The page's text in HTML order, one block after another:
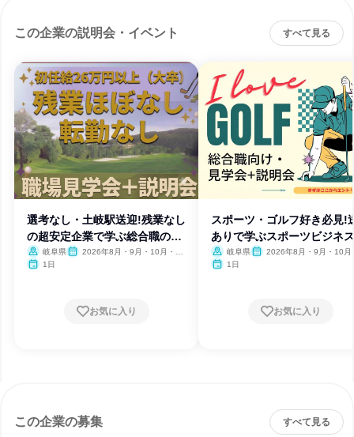
この企業の説明会・イベント すべて見る
選考なし・土岐駅送迎!残業なし
の超安定企業で学ぶ総合職の仕
事 岐阜県
2026年8月・9月・10月・11
1日
お気に入り
スポーツ・ゴルフ好き必見!
ありで学ぶスポーツビジネス
岐阜県
2026年8月・9月・10月
1日
お気に入り
この企業の募集 すべて見る